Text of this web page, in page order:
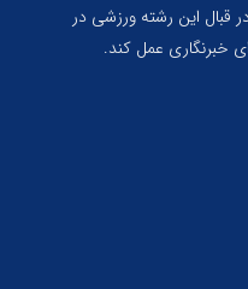
قبال این رشته ورزشی در
خبرنگاری عمل کند.